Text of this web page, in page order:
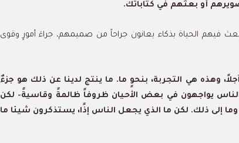
أو بعثهم في كتاباتك.
فيهم الحياة بذكاء يعانون جراحاً من صميمهم، جراءَ أمورٍ وقوى
وهذه هي التجربة، بنحوٍ ما. ما ينتج لدينا عن ذلك هو جزءٌ
يواجهون في بعض الأحيان ظروفاً ظالمةً وقاسيةً- لكن
إلى ذلك. لكن ما الذي يجعل الناس إذًا، يستذكرون شيئا ما